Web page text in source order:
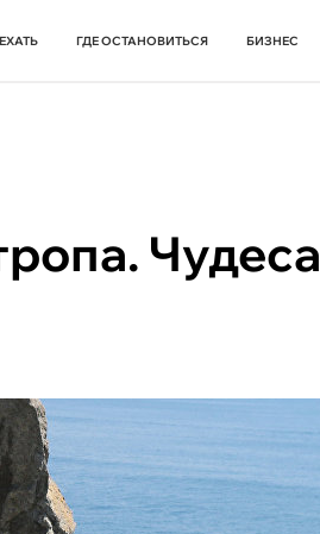
ГДЕ ОСТАНОВИТЬСЯ БИЗНЕС
Чудеса